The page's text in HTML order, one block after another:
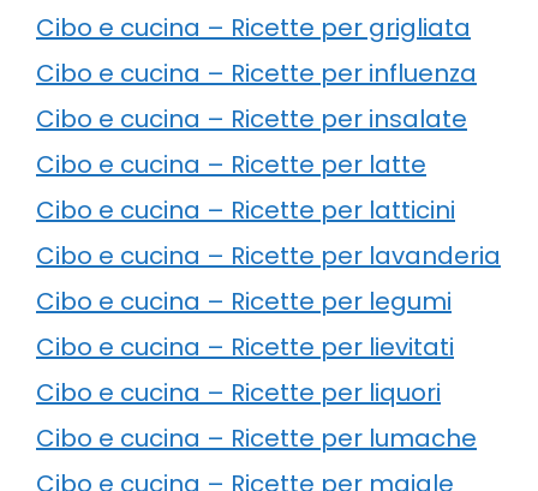
Cibo e cucina – Ricette per grigliata
Cibo e cucina – Ricette per influenza
Cibo e cucina – Ricette per insalate
Cibo e cucina – Ricette per latte
Cibo e cucina – Ricette per latticini
Cibo e cucina – Ricette per lavanderia
Cibo e cucina – Ricette per legumi
Cibo e cucina – Ricette per lievitati
Cibo e cucina – Ricette per liquori
Cibo e cucina – Ricette per lumache
Cibo e cucina – Ricette per maiale